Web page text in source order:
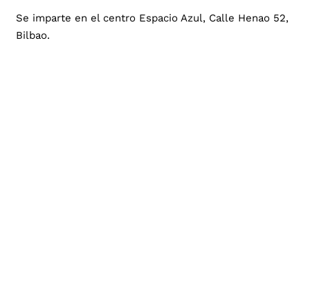
Se imparte en el centro Espacio Azul, Calle Henao 52,
Bilbao.